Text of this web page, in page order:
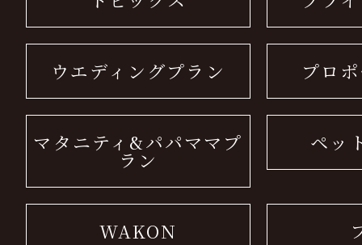
ウエディングプラン プロ
マタニティ&パパママプ
ラン
ペッ
WAKON